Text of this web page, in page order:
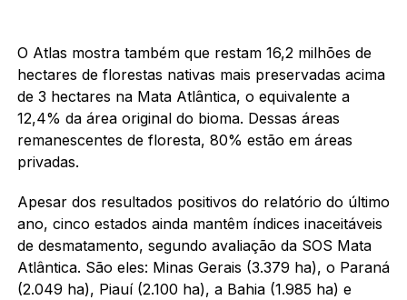
O Atlas mostra também que restam 16,2 milhões de
hectares de florestas nativas mais preservadas acima
de 3 hectares na Mata Atlântica, o equivalente a
12,4% da área original do bioma. Dessas áreas
remanescentes de floresta, 80% estão em áreas
privadas.
Apesar dos resultados positivos do relatório do último
ano, cinco estados ainda mantêm índices inaceitáveis
de desmatamento, segundo avaliação da SOS Mata
Atlântica. São eles: Minas Gerais (3.379 ha), o Paraná
(2.049 ha), Piauí (2.100 ha), a Bahia (1.985 ha) e